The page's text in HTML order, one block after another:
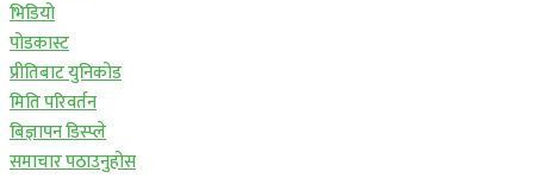
भिडियो
पोडकास्ट
प्रीतिबाट युनिकोड
मिति परिवर्तन
बिज्ञापन डिस्प्ले
समाचार पठाउनुहोस